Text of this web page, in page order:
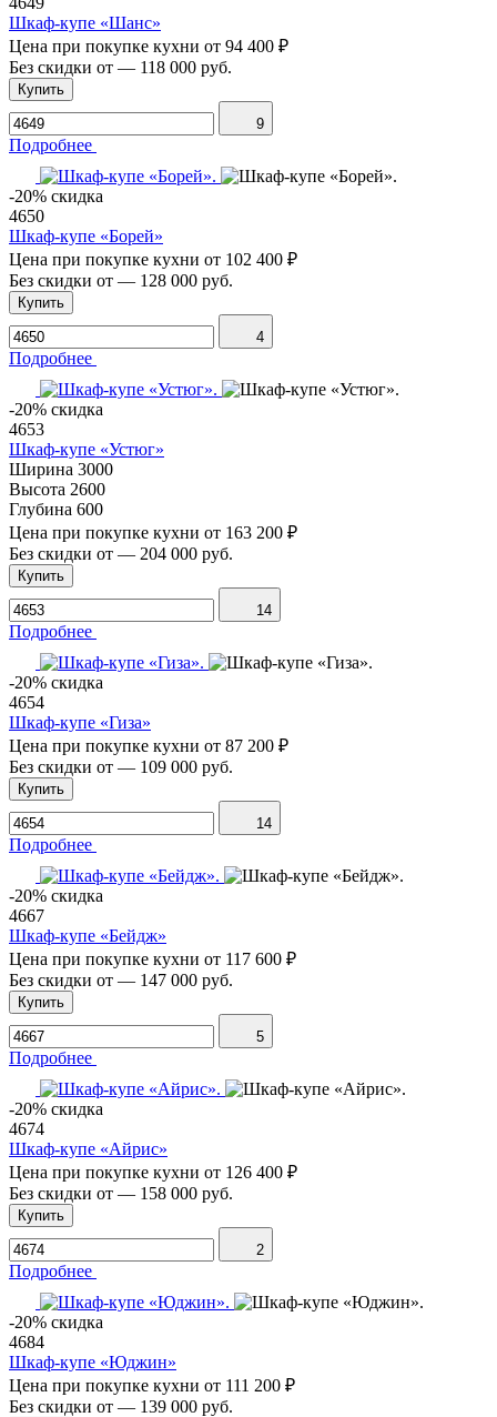
Шкаф-купе «Шанс»
Цена при покупке кухни от 94 400 ₽
Без скидки от — 118 000 руб.
Купить
9
Подробнее
-20% скидка
4650
Шкаф-купе «Борей»
Цена при покупке кухни от 102 400 ₽
Без скидки от — 128 000 руб.
Купить
4
Подробнее
-20% скидка
4653
Шкаф-купе «Устюг»
Ширина 3000
Высота 2600
Глубина 600
Цена при покупке кухни от 163 200 ₽
Без скидки от — 204 000 руб.
Купить
14
Подробнее
-20% скидка
4654
Шкаф-купе «Гиза»
Цена при покупке кухни от 87 200 ₽
Без скидки от — 109 000 руб.
Купить
14
Подробнее
-20% скидка
4667
Шкаф-купе «Бейдж»
Цена при покупке кухни от 117 600 ₽
Без скидки от — 147 000 руб.
Купить
5
Подробнее
-20% скидка
4674
Шкаф-купе «Айрис»
Цена при покупке кухни от 126 400 ₽
Без скидки от — 158 000 руб.
Купить
2
Подробнее
-20% скидка
4684
Шкаф-купе «Юджин»
Цена при покупке кухни от 111 200 ₽
Без скидки от — 139 000 руб.